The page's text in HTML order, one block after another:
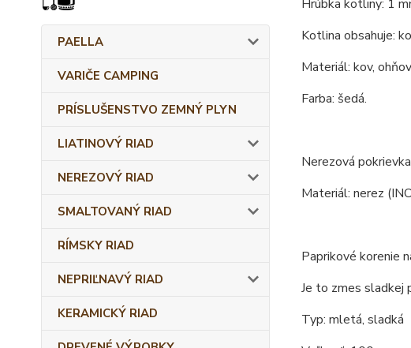
PAELLA
VARIČE CAMPING
PRÍSLUŠENSTVO ZEMNÝ PLYN
LIATINOVÝ RIAD
NEREZOVÝ RIAD
SMALTOVANÝ RIAD
RÍMSKY RIAD
NEPRIĽNAVÝ RIAD
KERAMICKÝ RIAD
Hrúbka kotliny: 1
Kotlina obsahuje:
Materiál: kov,
Farba: šedá.
Nerezová
Materiál: nerez
Paprikové korenie
Je to zmes sladkej
Typ: mletá, sladká